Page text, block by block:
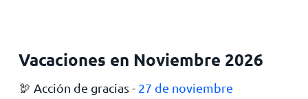
Vacaciones en Noviembre 2026
🦃 Acción de gracias - 27 de noviembre